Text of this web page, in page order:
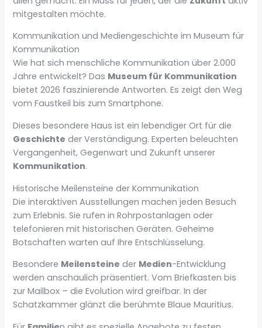
mitgestalten möchte.
Kommunikation und Mediengeschichte im Museum für
Kommunikation
Wie hat sich menschliche Kommunikation über 2.000
Jahre entwickelt? Das Museum für Kommunikation
bietet 2026 faszinierende Antworten. Es zeigt den Weg
vom Faustkeil bis zum Smartphone.
Dieses besondere Haus ist ein lebendiger Ort für die
Geschichte der Verständigung. Experten beleuchten
Vergangenheit, Gegenwart und Zukunft unserer
Kommunikation.
Historische Meilensteine der Kommunikation
Die interaktiven Ausstellungen machen jeden Besuch
zum Erlebnis. Sie rufen in Rohrpostanlagen oder
telefonieren mit historischen Geräten. Geheime
Botschaften warten auf Ihre Entschlüsselung.
Besondere Meilensteine der Medien-Entwicklung
werden anschaulich präsentiert. Vom Briefkasten bis
zur Mailbox – die Evolution wird greifbar. In der
Schatzkammer glänzt die berühmte Blaue Mauritius.